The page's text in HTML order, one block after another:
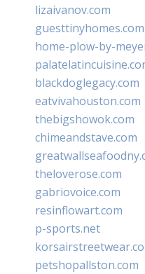
lizaivanov.com
guesttinyhomes.com
home-plow-by-
blackdoglegacy.com
eatvivahouston.com
thebigshowok.com
chimeandstave.com
theloverose.com
gabriovoice.com
resinflowart.com
p-sports.net
petshopallston.com